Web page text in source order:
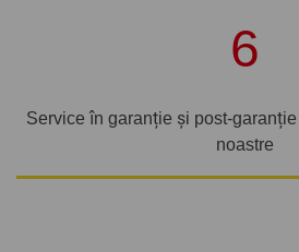
6
Service în garanție și post-
noastre